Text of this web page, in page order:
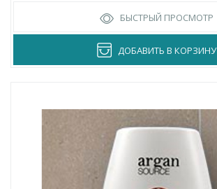
БЫСТРЫЙ ПРОСМОТР
ДОБАВИТЬ В КОРЗИНУ